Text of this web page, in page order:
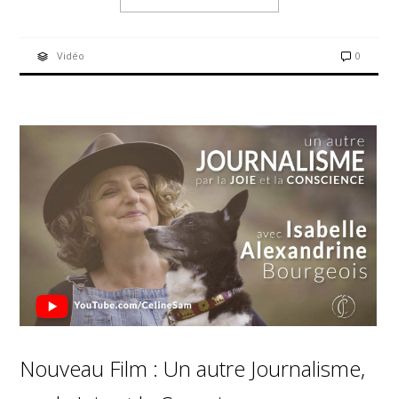
Vidéo 0
Nouveau Film : Un autre Journalisme,